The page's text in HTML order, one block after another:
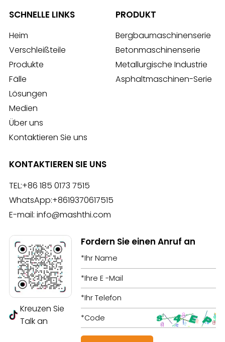
SCHNELLE LINKS
Heim
Verschleißteile
Produkte
Fälle
Lösungen
Medien
Über uns
Kontaktieren Sie uns
PRODUKT
Bergbaumaschinenserie
Betonmaschinenserie
Metallurgische Industrie
Asphaltmaschinen-Serie
KONTAKTIEREN SIE UNS
TEL:+86 185 0173 7515
WhatsApp:+8619370617515
E-mail: info@mashthi.com
Kreuzen Sie
Talk an
Fordern Sie einen Anruf an